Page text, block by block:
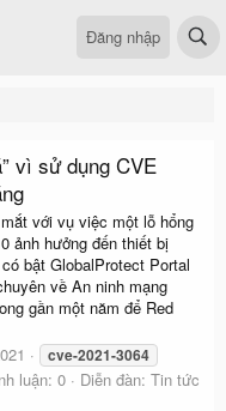
Đăng nhập
vì sử dụng CVE
với vụ việc một lỗ hổng
ảnh hưởng đến thiết bị
bật GlobalProtect Portal
về An ninh mạng
gần một năm để Red
cve-2021-3064
luận: 0 Diễn đàn: Tin tức